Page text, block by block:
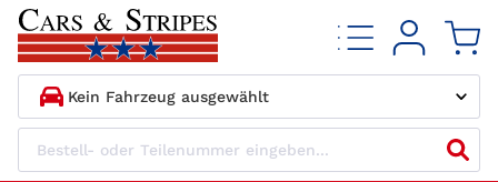
1. HERSTELLER